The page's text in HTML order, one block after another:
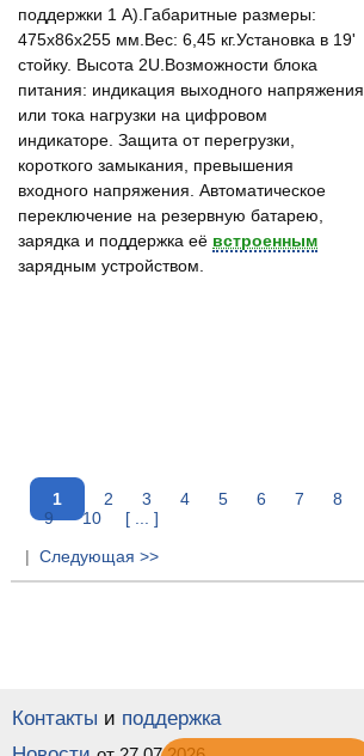
поддержки 1 А).Габаритные размеры:
475x86x255 мм.Вес: 6,45 кг.Установка в 19'
стойку. Высота 2U.Возможности блока
питания: индикация выходного напряжения
или тока нагрузки на цифровом
индикаторе. Защита от перегрузки,
короткого замыкания, превышения
входного напряжения. Автоматическое
переключение на резервную батарею,
зарядка и поддержка её встроенным
зарядным устройством.
1 2 3 4 5 6 7
8
9
10
[ ... ]
| Следующая >>
Контакты и поддержка